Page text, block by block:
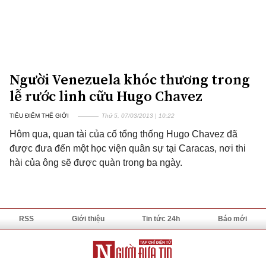
Người Venezuela khóc thương trong
lễ rước linh cữu Hugo Chavez
TIÊU ĐIỂM THẾ GIỚI Thứ 5, 07/03/2013 | 10:22
Hôm qua, quan tài của cố tổng thống Hugo Chavez đã
được đưa đến một học viện quân sự tại Caracas, nơi thi
hài của ông sẽ được quàn trong ba ngày.
RSS Giới thiệu Tin tức 24h Báo mới